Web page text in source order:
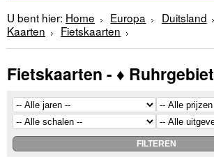
U bent hier: Home Europa Duitsland
Kaarten
Fietskaarten
Fietskaarten - ♦ Ruhrgebiet